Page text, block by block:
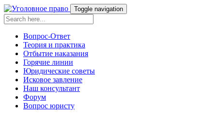
Toggle navigation
Вопрос-Ответ
Теория и практика
Отбытие наказания
Горячие линии
Юридические советы
Исковое завление
Наш консультант
Форум
Вопрос юристу